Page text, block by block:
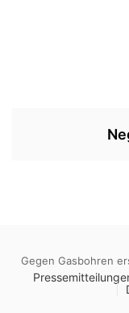
Gegen Gasbohren